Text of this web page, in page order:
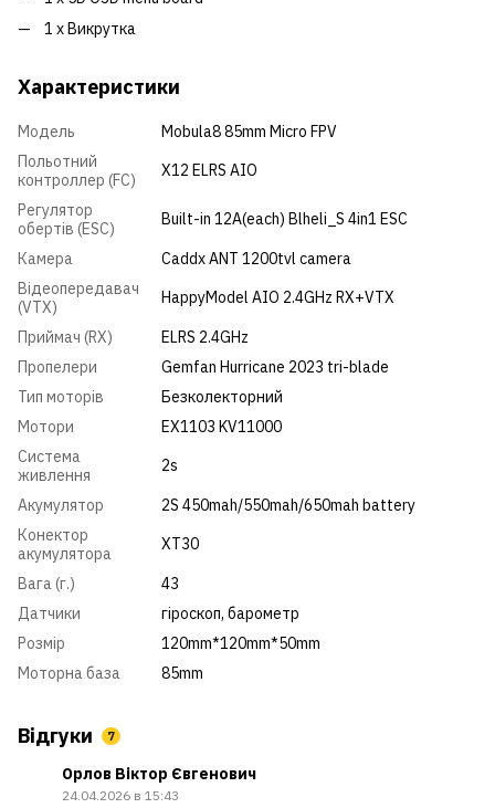
1 x Викрутка
Характеристики
Модель
Mobula8 85mm Micro FPV
Польотний
контроллер (FC)
X12 ELRS AIO
Регулятор
обертів (ESC)
Built-in 12A(each) Blheli_S 4in1 ESC
Камера
Caddx ANT 1200tvl camera
Відеопередавач
(VTX)
HappyModel AIO 2.4GHz RX+VTX
Приймач (RX)
ELRS 2.4GHz
Пропелери
Gemfan Hurricane 2023 tri-blade
Тип моторів
Безколекторний
Мотори
EX1103 KV11000
Система
живлення
2s
Акумулятор
2S 450mah/550mah/650mah battery
Конектор
акумулятора
XT30
Вага (г.)
43
Датчики
гіроскоп, барометр
Розмір
120mm*120mm*50mm
Моторна база
85mm
Відгуки 7
Орлов Віктор Євгенович
24.04.2026 в 15:43